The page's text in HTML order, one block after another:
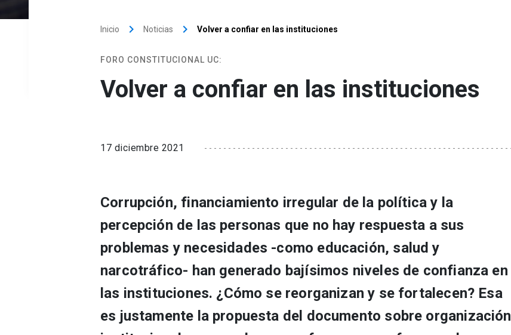
Inicio keyboard_arrow_right Noticias keyboard_arrow_right Volver a confiar en las instituciones
FORO CONSTITUCIONAL UC:
Volver a confiar en las instituciones
17 diciembre 2021
Corrupción, financiamiento irregular de la política y la
percepción de las personas que no hay respuesta a sus
problemas y necesidades -como educación, salud y
narcotráfico- han generado bajísimos niveles de confianza en
las instituciones. ¿Cómo se reorganizan y se fortalecen? Esa
es justamente la propuesta del documento sobre organización